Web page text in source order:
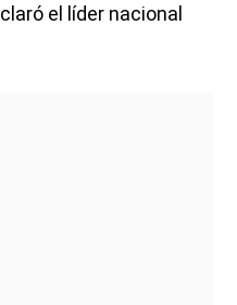
el líder nacional